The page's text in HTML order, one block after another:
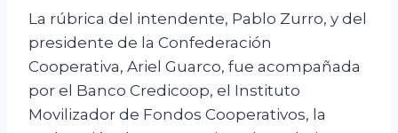
La rúbrica del intendente, Pablo Zurro, y del
presidente de la Confederación
Cooperativa, Ariel Guarco, fue acompañada
por el Banco Credicoop, el Instituto
Movilizador de Fondos Cooperativos, la